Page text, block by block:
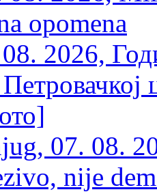
opomena
2026,
07. 08.
nije